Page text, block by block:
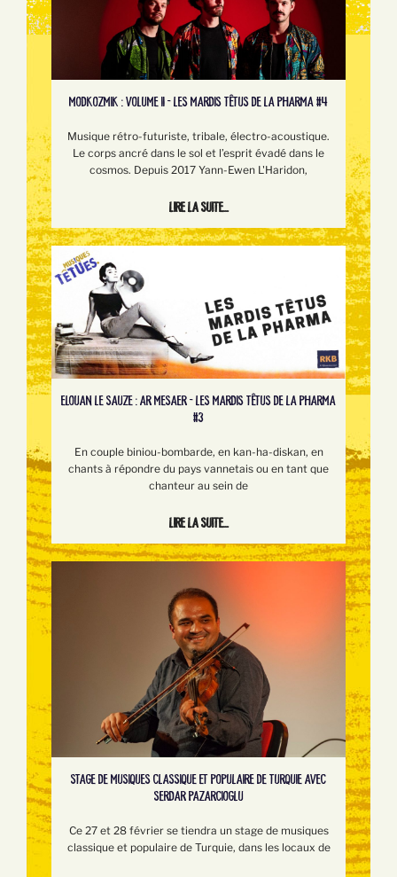
MODKOZMIK : VOLUME II - LES MARDIS TÊTUS DE LA PHARMA #4
Musique rétro-futuriste, tribale, électro-acoustique.
Le corps ancré dans le sol et l’esprit évadé dans le
cosmos. Depuis 2017 Yann-Ewen L'Haridon,
Lire la suite...
ELOUAN LE SAUZE : AR MESAER - LES MARDIS TÊTUS DE LA PHARMA
#3
En couple biniou-bombarde, en kan-ha-diskan, en
chants à répondre du pays vannetais ou en tant que
chanteur au sein de
Lire la suite...
STAGE DE MUSIQUES CLASSIQUE ET POPULAIRE DE TURQUIE AVEC
SERDAR PAZARCIOGLU
Ce 27 et 28 février se tiendra un stage de musiques
classique et populaire de Turquie, dans les locaux de